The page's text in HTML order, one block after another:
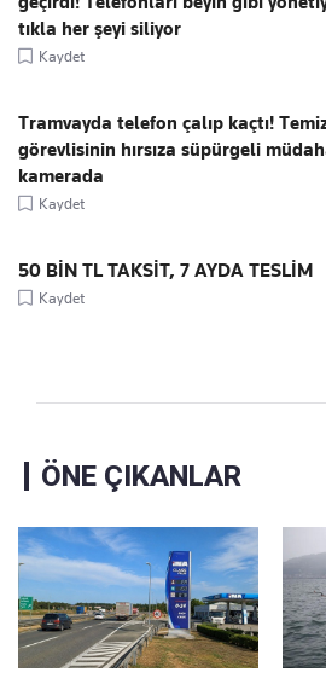
tıkla her şeyi siliyor
Kaydet
Tramvayda telefon çalıp kaçtı!
görevlisinin hırsıza süpürgeli
kamerada
Kaydet
50 BİN TL TAKSİT, 7 AYDA TESLİM
Kaydet
ÖNE ÇIKANLAR